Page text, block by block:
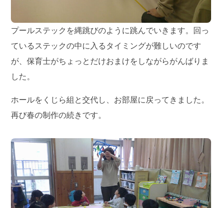
プールステックを縄跳びのように跳んでいきます。回っ
ているステックの中に入るタイミングが難しいのです
が、保育士がちょっとだけおまけをしながらがんばりま
した。
ホールをくじら組と交代し、お部屋に戻ってきました。
再び春の制作の続きです。